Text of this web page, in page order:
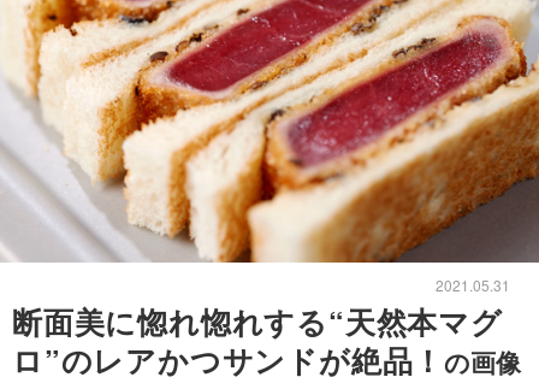
2021.05.31
断面美に惚れ惚れする“天然本マグ
ロ”のレアかつサンドが絶品！の画像